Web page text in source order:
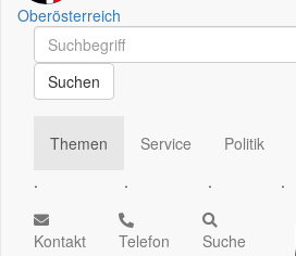
Oberösterreich
Schnellsuche
Schnellsuche
Suchen
Themen
.
Service
.
Politik
.
.
Kontakt
Telefon
Suche